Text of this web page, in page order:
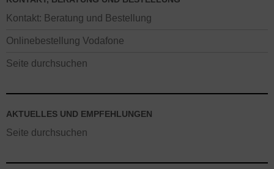
Kontakt: Beratung und Bestellung
Onlinebestellung Vodafone
Seite durchsuchen
AKTUELLES UND EMPFEHLUNGEN
Seite durchsuchen